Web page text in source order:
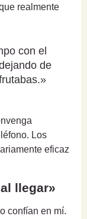
realmente
con el
de
Los
eficaz
llegar»
confían en mí.